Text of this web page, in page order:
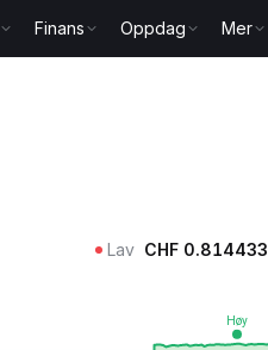
Finans Oppdag Mer
Lav CHF 0.814433